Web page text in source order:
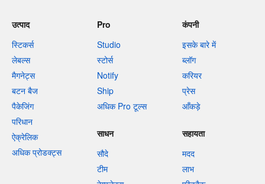
उत्पाद
स्टिकर्स
लेबल्स
मैगनेट्स
बटन बैज
पैकेजिंग
परिधान
ऐक्रेलिक
अधिक प्रोडक्ट्स
Pro
Studio
स्टोर्स
Notify
Ship
अधिक Pro टूल्स
कंपनी
इसके बारे में
ब्लॉग
करियर
प्रेस
आँकड़े
साधन
सौदे
टीम
सहायता
मदद
लाभ